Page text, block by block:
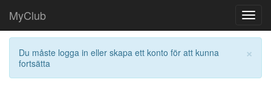
MyClub
×
Du måste logga in eller skapa ett konto för att kunna
fortsätta